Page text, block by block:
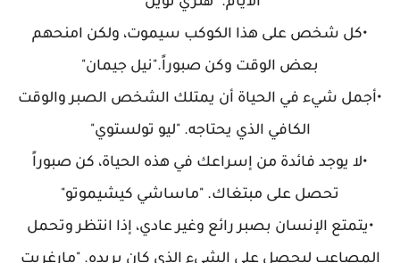
•كل شخص على هذا الكوكب سيموت، ولكن امنحهم
بعض الوقت وكن صبوراً."نيل جيمان"
•أجمل شيء في الحياة أن يمتلك الشخص الصبر والوقت
الكافي الذي يحتاجه. "ليو تولستوي"
•لا يوجد فائدة من إسراعك في هذه الحياة، كن صبوراً
تحصل على مبتغاك. "ماساشي كيشيموتو"
•يتمتع الإنسان بصبر رائع وغير عادي، إذا انتظر وتحمل
المصاعب ليحصل على الشيء الذي كان يريده. "مارغريت